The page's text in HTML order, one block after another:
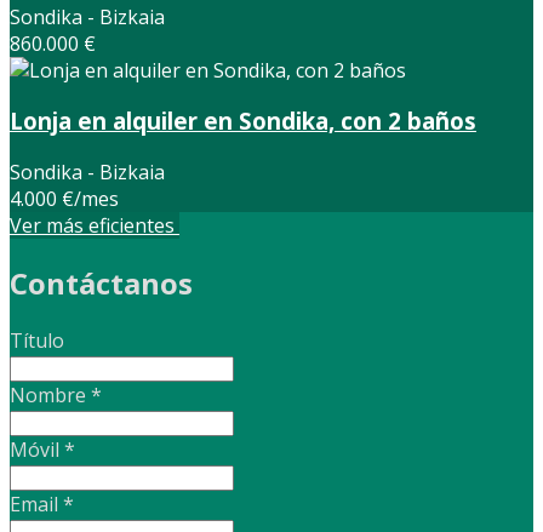
Sondika - Bizkaia
860.000 €
Lonja en alquiler en Sondika, con 2 baños
Sondika - Bizkaia
4.000 €/mes
Ver más eficientes
Contáctanos
Título
Nombre *
Móvil *
Email *